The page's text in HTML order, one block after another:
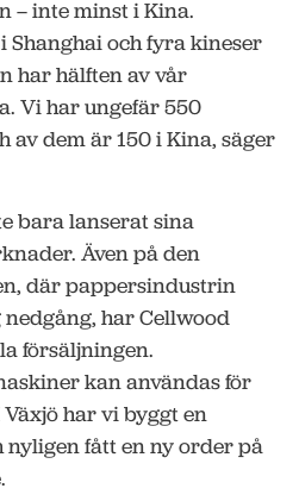
– inte minst i Kina.
Shanghai och fyra kineser
har hälften av vår
Vi har ungefär 550
av dem är 150 i Kina, säger
bara lanserat sina
Även på den
där pappersindustrin
har Cellwood
försäljningen.
kan användas för
har vi byggt en
fått en ny order på